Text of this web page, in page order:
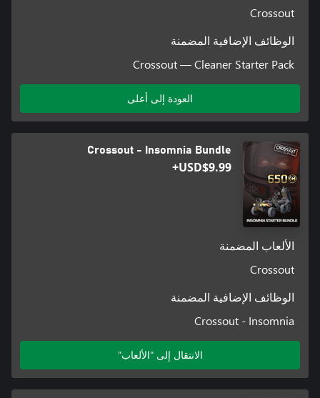
Crossout
الوظائف الإضافية المضمنة
Crossout — Cleaner Starter Pack
العودة إلى أعلى
Crossout - Insomnia Bundle
USD$9.99+
الألعاب المضمنة
Crossout
الوظائف الإضافية المضمنة
Crossout - Insomnia
الانتقال إلى "الألعاب"